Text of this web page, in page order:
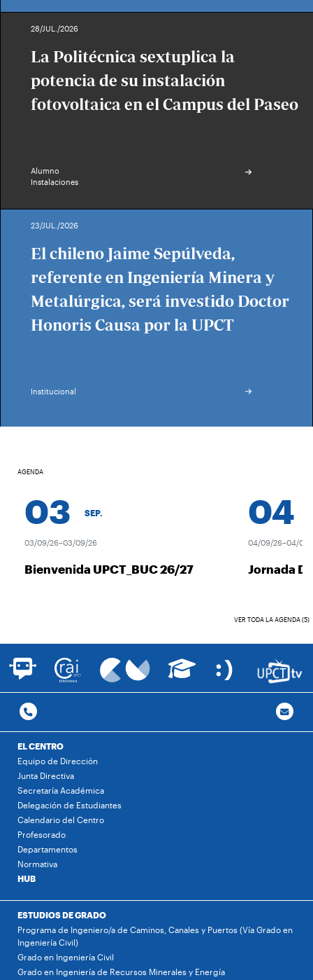
28/JUL./2026
La Politécnica sextuplica la
potencia de su instalación
fotovoltaica en el Campus del Paseo
Alumno
Instalaciones
23/JUL./2026
El chileno Jaime Sepúlveda,
referente en Ingeniería Minera y
Metalúrgica, será investido Doctor
Honoris Causa por la UPCT
Institucional
AGENDA
03 SEP.
03/09/26–03/09/26
Bienvenida UPCT_BUC 26/27
04
04/09/26–04/09/
Jornada
VER TODA LA AGENDA (5)
EL CENTRO
Equipo de Dirección
Junta Directiva
Secretaría Académica
Delegación de Estudiantes
Calendario del Centro
Profesorado
Departamentos
Normativa
HUB
ESTUDIOS DE GRADO
Programa de Ingeniero/a de Caminos, Canales y Puertos (Vía Grado en
Ingeniería Civil)
Grado en Ingeniería Civil
Grado en Ingeniería de Recursos Minerales y Energía